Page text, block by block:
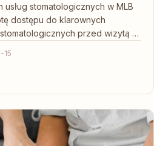
usług stomatologicznych w MLB
dostępu do klarownych
przed wizytą u
15